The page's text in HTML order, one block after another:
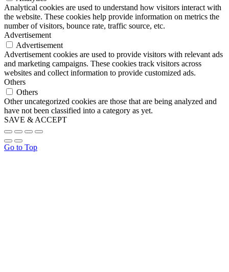
Analytical cookies are used to understand how visitors interact with
the website. These cookies help provide information on metrics the
number of visitors, bounce rate, traffic source, etc.
Advertisement
Advertisement
Advertisement cookies are used to provide visitors with relevant ads
and marketing campaigns. These cookies track visitors across
websites and collect information to provide customized ads.
Others
Others
Other uncategorized cookies are those that are being analyzed and
have not been classified into a category as yet.
SAVE & ACCEPT
Go to Top